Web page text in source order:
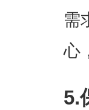
需
心
5.